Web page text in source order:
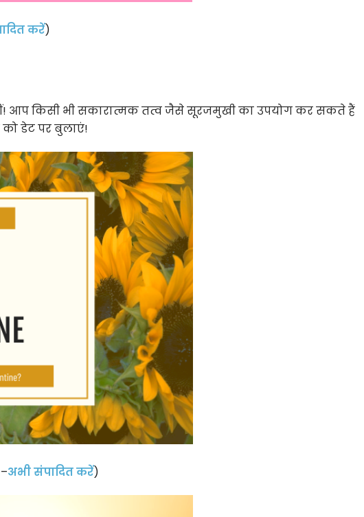
करें)
आप किसी भी सकारात्मक तत्व जैसे सूरजमुखी का उपयोग कर सकते हैं
डेट पर बुलाएं!
अभी संपादित करें)